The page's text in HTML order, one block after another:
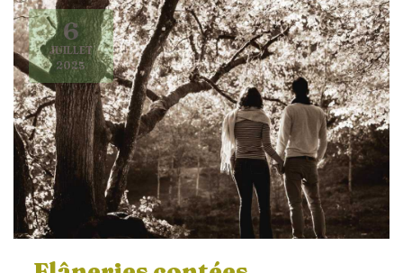
6
JUILLET
2025